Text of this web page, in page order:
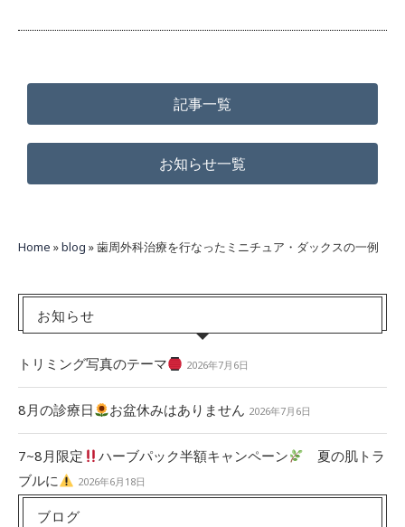
記事一覧
お知らせ一覧
Home »blog »歯周外科治療を行なったミニチュア・ダックスの一例
お知らせ
トリミング写真のテーマ 2026年7月6日
8月の診療日 お盆休みはありません 2026年7月6日
7~8月限定 ハーブパック半額キャンペーン
夏の肌トラ
ブルに
2026年6月18日
ブログ